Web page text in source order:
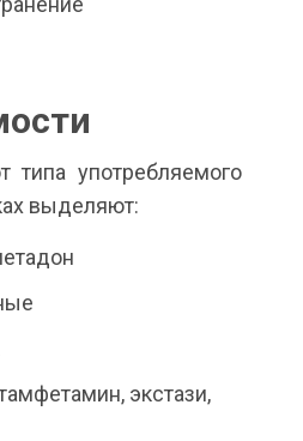
типа употребляемого
выделяют:
экстази,